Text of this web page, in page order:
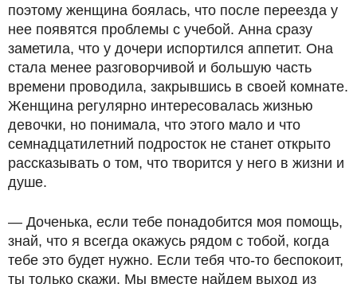
поэтому женщина боялась, что после переезда у
нее появятся проблемы с учебой. Анна сразу
заметила, что у дочери испортился аппетит. Она
стала менее разговорчивой и большую часть
времени проводила, закрывшись в своей комнате.
Женщина регулярно интересовалась жизнью
девочки, но понимала, что этого мало и что
семнадцатилетний подросток не станет открыто
рассказывать о том, что творится у него в жизни и
душе.
— Доченька, если тебе понадобится моя помощь,
знай, что я всегда окажусь рядом с тобой, когда
тебе это будет нужно. Если тебя что-то беспокоит,
ты только скажи. Мы вместе найдем выход из